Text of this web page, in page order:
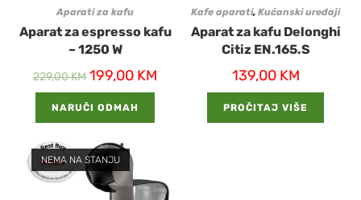
Aparati za kafu
Aparat za espresso kafu
– 1250 W
229,00KM 199,00 KM
NARUČI ODMAH
Kafe aparati,Kućanski uređaji
Aparat za kafu Delonghi
Citiz EN.165.S
139,00 KM
PROČITAJ VIŠE
NEMA NA STANJU